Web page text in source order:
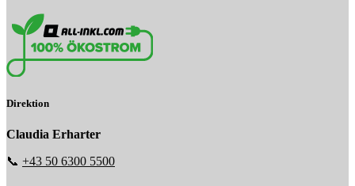
Direktion
Claudia Erharter
📞 +43 50 6300 5500